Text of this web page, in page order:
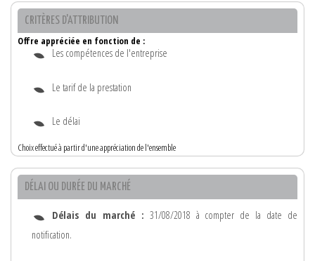
CRITÈRES D'ATTRIBUTION
Offre appréciée en fonction de :
Les compétences de l'entreprise
Le tarif de la prestation
Le délai
Choix effectué à partir d'une appréciation de l'ensemble
DÉLAI OU DURÉE DU MARCHÉ
Délais du marché : 31/08/2018 à compter de la date de
notification.